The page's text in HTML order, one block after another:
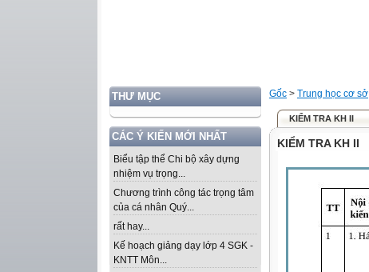
THƯ MỤC
CÁC Ý KIẾN MỚI NHẤT
Biểu tập thể Chi bộ xây dựng
nhiệm vụ trọng...
Chương trình công tác trọng tâm
của cá nhân Quý...
rất hay...
Kế hoạch giảng dạy lớp 4 SGK -
KNTT Môn...
Gốc > Trung học cơ sở
KIỂM TRA KH II
KIỂM TRA KH II